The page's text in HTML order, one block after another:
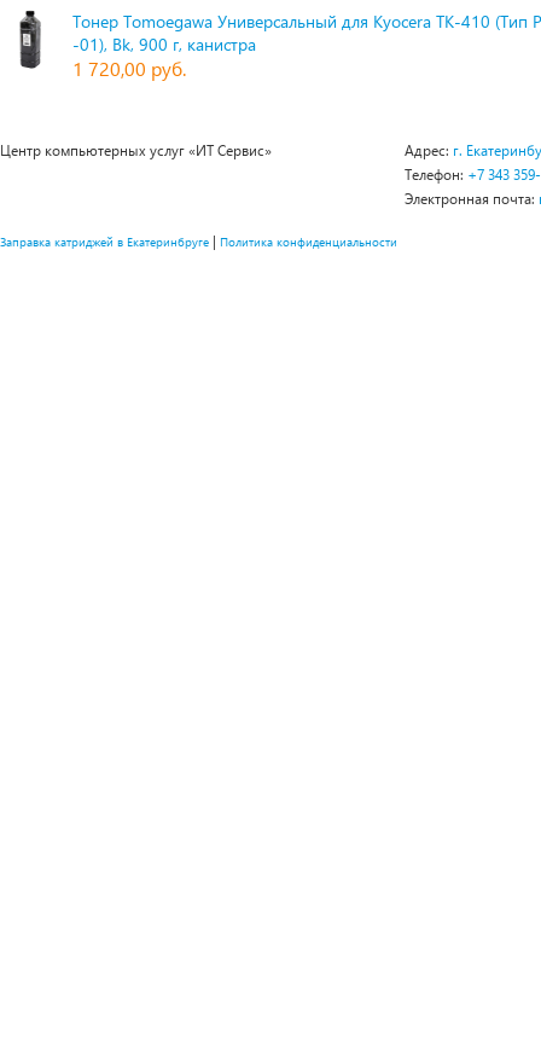
Тонер Tomoegawa Универсальный для Kyocera TK-410 (Тип
-01), Bk, 900 г, канистра
1 720,00 руб.
Центр компьютерных услуг «ИТ Сервис» Адрес: г.
Телефон: +7 343
Электронная почта:
Заправка катриджей в Екатеринбруге | Политика конфиденциальности